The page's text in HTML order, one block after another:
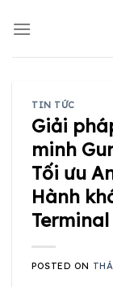
TIN TỨC
Giải
minh
Tối ưu
Hành
POSTED ON